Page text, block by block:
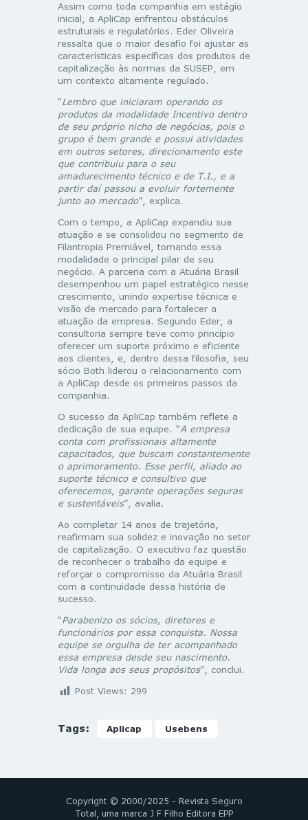
Assim como toda companhia em estágio
inicial, a ApliCap enfrentou obstáculos
estruturais e regulatórios. Eder Oliveira
ressalta que o maior desafio foi ajustar as
características específicas dos produtos de
capitalização às normas da SUSEP, em
um contexto altamente regulado.
“Lembro que iniciaram operando os
produtos da modalidade Incentivo dentro
de seu próprio nicho de negócios, pois o
grupo é bem grande e possui atividades
em outros setores, direcionamento este
que contribuiu para o seu
amadurecimento técnico e de T.I., e a
partir daí passou a evoluir fortemente
junto ao mercado”, explica.
Com o tempo, a ApliCap expandiu sua
atuação e se consolidou no segmento de
Filantropia Premiável, tornando essa
modalidade o principal pilar de seu
negócio. A parceria com a Atuária Brasil
desempenhou um papel estratégico nesse
crescimento, unindo expertise técnica e
visão de mercado para fortalecer a
atuação da empresa. Segundo Eder, a
consultoria sempre teve como princípio
oferecer um suporte próximo e eficiente
aos clientes, e, dentro dessa filosofia, seu
sócio Both liderou o relacionamento com
a ApliCap desde os primeiros passos da
companhia.
O sucesso da ApliCap também reflete a
dedicação de sua equipe. “A empresa
conta com profissionais altamente
capacitados, que buscam constantemente
o aprimoramento. Esse perfil, aliado ao
suporte técnico e consultivo que
oferecemos, garante operações seguras
e sustentáveis”, avalia.
Ao completar 14 anos de trajetória,
reafirmam sua solidez e inovação no setor
de capitalização. O executivo faz questão
de reconhecer o trabalho da equipe e
reforçar o compromisso da Atuária Brasil
com a continuidade dessa história de
sucesso.
“Parabenizo os sócios, diretores e
funcionários por essa conquista. Nossa
equipe se orgulha de ter acompanhado
essa empresa desde seu nascimento.
Vida longa aos seus propósitos”, conclui.
Post Views: 299
Tags: Aplicap Usebens
Copyright © 2000/2025 - Revista Seguro
Total, uma marca J F Filho Editora EPP